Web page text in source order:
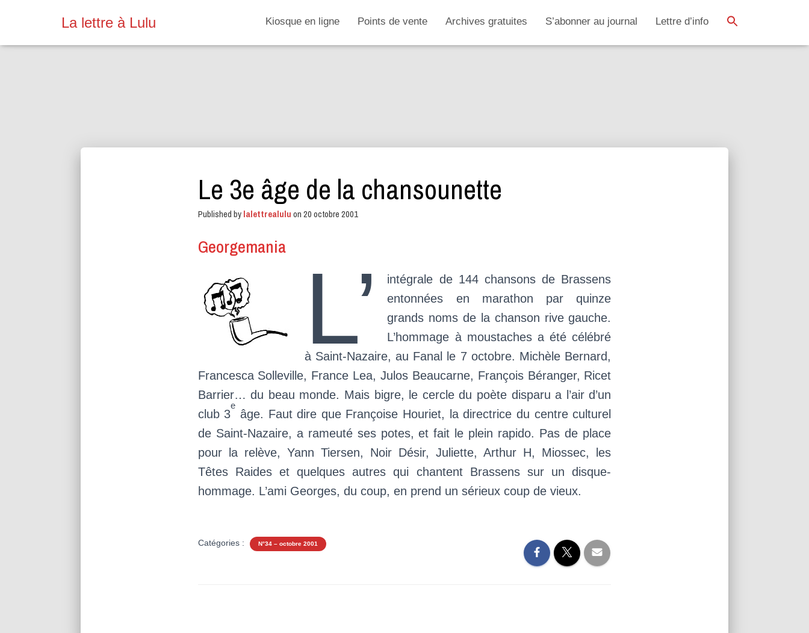
La lettre à Lulu Kiosque en ligne Points de vente Archives gratuites S’abonner au journal Lettre d’info
Le 3e âge de la chansounette
Published bylalettrealuluon20 octobre 2001
Georgemania
L’
intégrale de 144 chansons de Brassens
entonnées en marathon par quinze
grands noms de la chanson rive gauche.
L’hommage à moustaches a été célébré
à Saint-Nazaire, au Fanal le 7 octobre. Michèle Bernard,
Francesca Solleville, France Lea, Julos Beaucarne, François Béranger, Ricet
Barrier… du beau monde. Mais bigre, le cercle du poète disparu a l’air d’un
club 3
e
âge. Faut dire que Françoise Houriet, la directrice du centre culturel
de Saint-Nazaire, a rameuté ses potes, et fait le plein rapido. Pas de place
pour la relève, Yann Tiersen, Noir Désir, Juliette, Arthur H, Miossec, les
Têtes Raides et quelques autres qui chantent Brassens sur un disque-
hommage. L’ami Georges, du coup, en prend un sérieux coup de vieux.
Catégories : N°34 – octobre 2001